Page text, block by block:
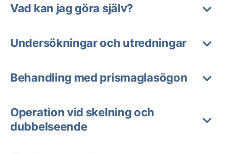
Vad kan jag göra själv?
Undersökningar och utredningar
Behandling med prismaglasögon
Operation vid skelning och
dubbelseende